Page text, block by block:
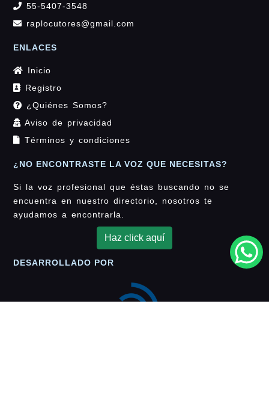
55-5407-3548
raplocutores@gmail.com
ENLACES
Inicio
Registro
¿Quiénes Somos?
Aviso de privacidad
Términos y condiciones
¿NO ENCONTRASTE LA VOZ QUE NECESITAS?
Si la voz profesional que éstas buscando no se
encuentra en nuestro directorio, nosotros te
ayudamos a encontrarla.
Haz click aquí
DESARROLLADO POR